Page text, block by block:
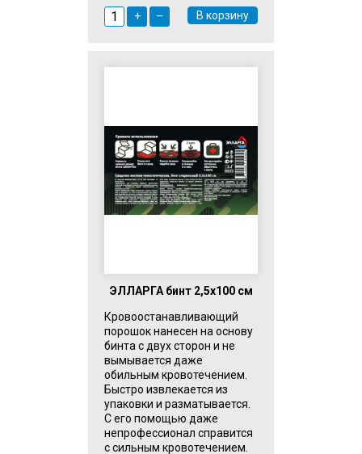
+
– В корзину
ЭЛЛАРГА бинт 2,5х100 см
Кровоостанавливающий
порошок нанесен на основу
бинта с двух сторон и не
вымывается даже
обильным кровотечением.
Быстро извлекается из
упаковки и разматывается.
С его помощью даже
непрофессионал справится
с сильным кровотечением.